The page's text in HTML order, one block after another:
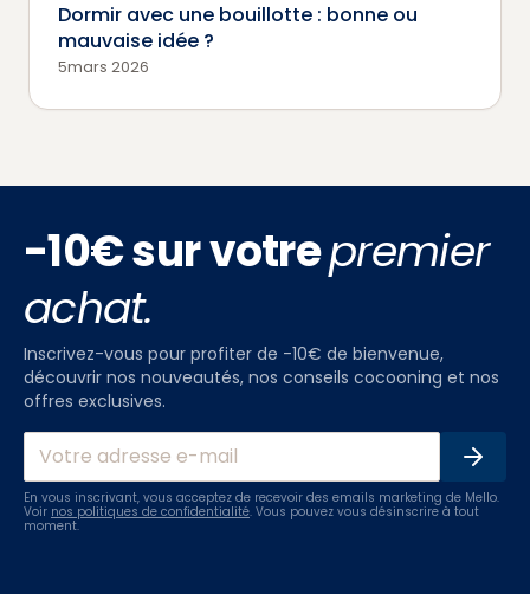
Dormir avec une bouillotte : bonne ou
mauvaise idée ?
5mars 2026
-10€ sur votrepremier
achat.
Inscrivez-vous pour profiter de -10€ de bienvenue,
découvrir nos nouveautés, nos conseils cocooning et nos
offres exclusives.
En vous inscrivant, vous acceptez de recevoir des emails marketing de Mello.
Voir nos politiques de confidentialité. Vous pouvez vous désinscrire à tout
moment.